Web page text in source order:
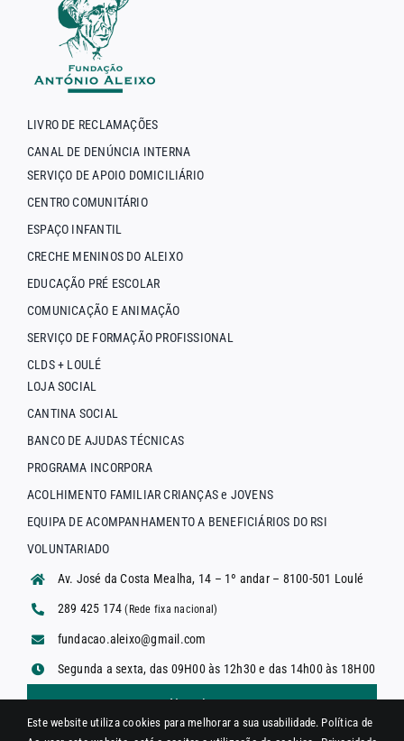
LIVRO DE RECLAMAÇÕES
CANAL DE DENÚNCIA INTERNA
SERVIÇO DE APOIO DOMICILIÁRIO
CENTRO COMUNITÁRIO
ESPAÇO INFANTIL
CRECHE MENINOS DO ALEIXO
EDUCAÇÃO PRÉ ESCOLAR
COMUNICAÇÃO E ANIMAÇÃO
SERVIÇO DE FORMAÇÃO PROFISSIONAL
CLDS + LOULÉ
LOJA SOCIAL
CANTINA SOCIAL
BANCO DE AJUDAS TÉCNICAS
PROGRAMA INCORPORA
ACOLHIMENTO FAMILIAR CRIANÇAS e JOVENS
EQUIPA DE ACOMPANHAMENTO A BENEFICIÁRIOS DO RSI
VOLUNTARIADO
Av. José da Costa Mealha, 14 – 1º andar – 8100-501 Loulé
289 425 174(Rede fixa nacional)
fundacao.aleixo@gmail.com
Segunda a sexta, das 09H00 às 12h30 e das 14h00 às 18H00
Newsletter
Este website utiliza cookies para melhorar a sua usabilidade. Política de